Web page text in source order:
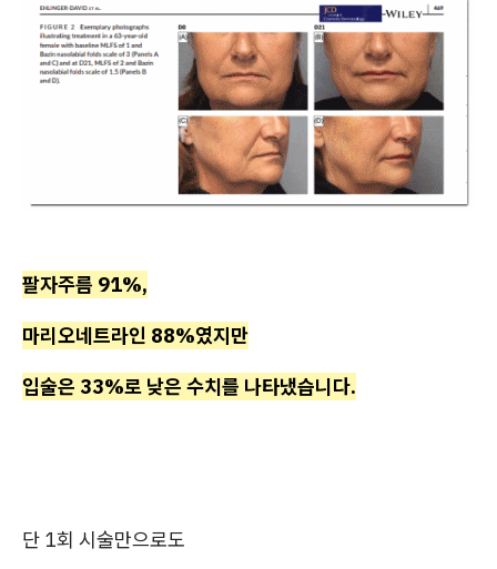
팔자주름 91%,
마리오네트라인 88%였지만
입술은 33%로 낮은 수치를 나타냈습니다.
단 1회 시술만으로도